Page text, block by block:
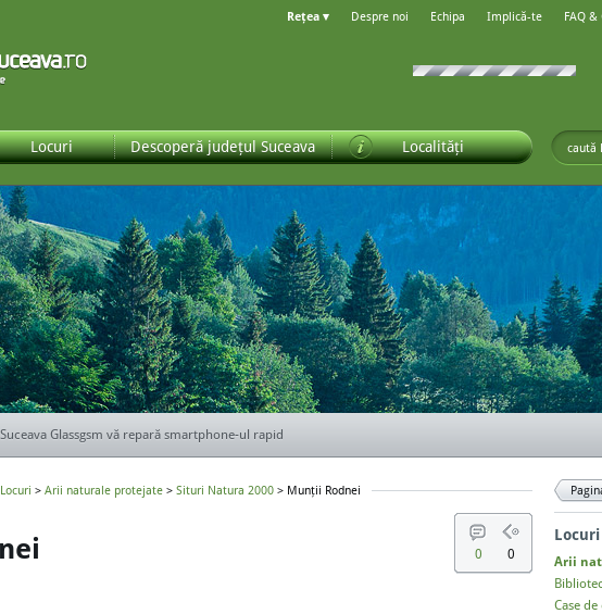
Locuri Descoperă județul Suceava Localități
Despre noi Echipa Implică-te FAQ &
Rețea ▾
Glassgsm vă repară smartphone-ul rapid
Locuri > Arii naturale protejate > Situri Natura 2000 > Munţii Rodnei
0 0
Locuri
Arii
Case